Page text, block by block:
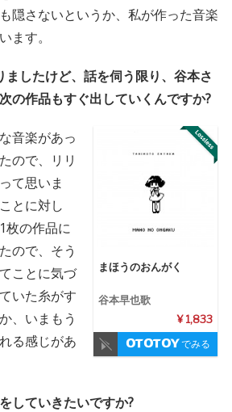
隠さないというか、私が作った音楽
ます。
したけど、話を伺う限り、谷本さ
の作品もすぐ出していくんですか?
まほうのおんがく
谷本早也歌
¥ 1,833
でみる
音楽があっ
ので、リリ
て思いま
とに対し
枚の作品に
ので、そう
ことに気づ
いた糸がす
、いまもう
る感じがあ
していきたいですか?